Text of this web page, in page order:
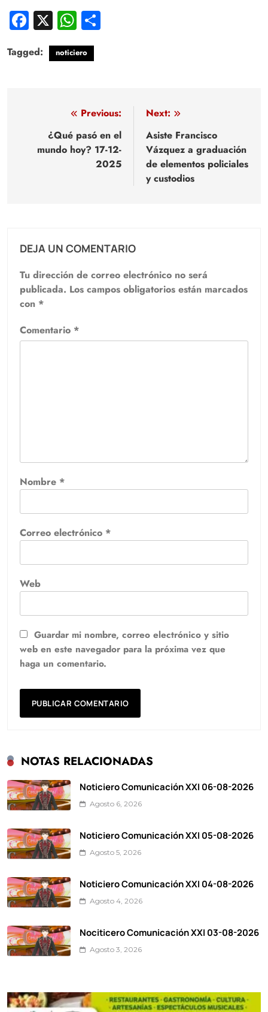
Facebook
X WhatsApp
Tagged: noticiero
Navegación
entradas
Previous:
¿Qué pasó en el
mundo hoy? 17-12-
2025
Next:
Asiste Francisco
Vázquez a graduación
de elementos policiales
y custodios
DEJA UN COMENTARIO
Tu dirección de correo electrónico no será
publicada. Los campos obligatorios están marcados
con *
Comentario *
Nombre *
Correo electrónico *
Web
Guardar mi nombre, correo electrónico y sitio
web en este navegador para la próxima vez que
haga un comentario.
NOTAS RELACIONADAS
Noticiero Comunicación XXI 06-08-2026
Agosto 6, 2026
Noticiero Comunicación XXI 05-08-2026
Agosto 5, 2026
Noticiero Comunicación XXI 04-08-2026
Agosto 4, 2026
Nociticero Comunicación XXI 03-08-2026
Agosto 3, 2026